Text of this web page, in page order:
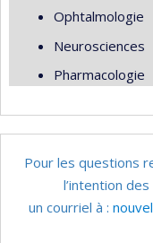
Ophtalmologie
Neurosciences
Pharmacologie
Pour les questions
l’intention
un courriel à :